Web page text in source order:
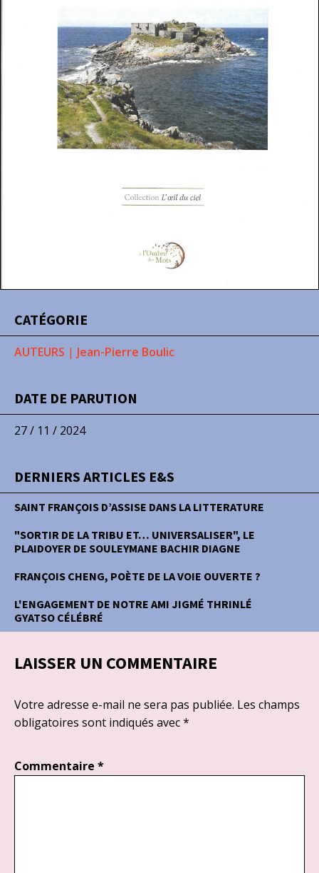
CATÉGORIE
AUTEURS | Jean-Pierre Boulic
DATE DE PARUTION
27 / 11 / 2024
DERNIERS ARTICLES E&S
SAINT FRANÇOIS D’ASSISE DANS LA LITTERATURE
"SORTIR DE LA TRIBU ET… UNIVERSALISER", LE
PLAIDOYER DE SOULEYMANE BACHIR DIAGNE
FRANÇOIS CHENG, POÈTE DE LA VOIE OUVERTE ?
L'ENGAGEMENT DE NOTRE AMI JIGMÉ THRINLÉ
GYATSO CÉLÉBRÉ
LAISSER UN COMMENTAIRE
Votre adresse e-mail ne sera pas publiée. Les champs
obligatoires sont indiqués avec*
Commentaire *